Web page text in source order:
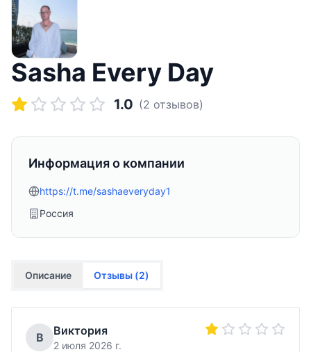
Sasha Every Day
1.0 (2 отзывов)
Информация о компании
https://t.me/sashaeveryday1
Россия
Описание Отзывы (2)
В Виктория
2 июля 2026 г.